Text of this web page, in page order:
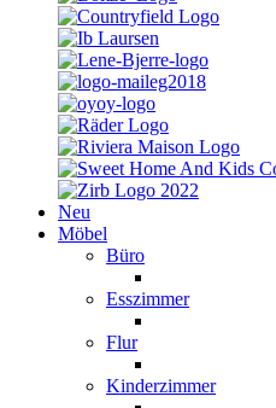
Neu
Möbel
Büro
Esszimmer
Flur
Kinderzimmer